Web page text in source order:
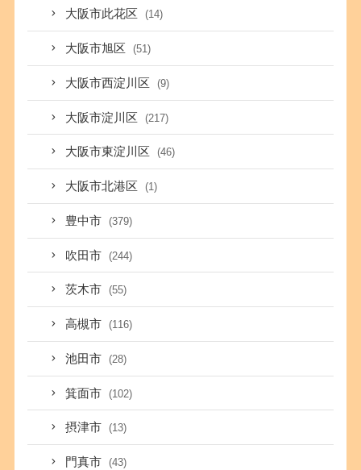
大阪市此花区 (14)
大阪市旭区 (51)
大阪市西淀川区 (9)
大阪市淀川区 (217)
大阪市東淀川区 (46)
大阪市北港区 (1)
豊中市 (379)
吹田市 (244)
茨木市 (55)
高槻市 (116)
池田市 (28)
箕面市 (102)
摂津市 (13)
門真市 (43)